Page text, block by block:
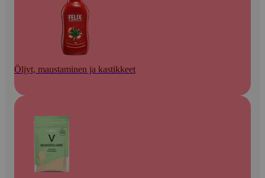
Öljyt, maustaminen ja kastikkeet